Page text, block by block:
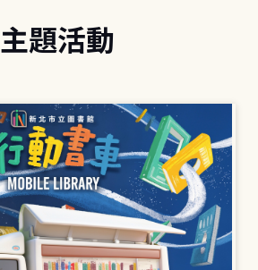
主題活動